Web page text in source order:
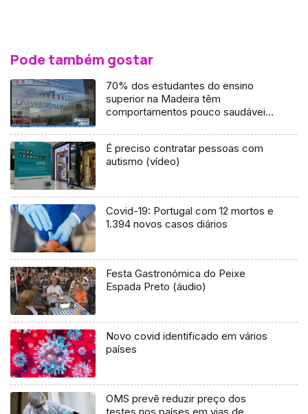
Pode também gostar
70% dos estudantes do ensino
superior na Madeira têm
comportamentos pouco saudáveis
É preciso contratar pessoas com
autismo (vídeo)
Covid-19: Portugal com 12 mortos e
1.394 novos casos diários
Festa Gastronómica do Peixe
Espada Preto (áudio)
Novo covid identificado em vários
países
OMS prevê reduzir preço dos